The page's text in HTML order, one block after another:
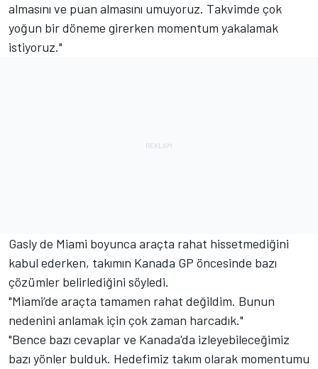
almasını ve puan almasını umuyoruz. Takvimde çok
yoğun bir döneme girerken momentum yakalamak
istiyoruz."
Gasly de Miami boyunca araçta rahat hissetmediğini
kabul ederken, takımın Kanada GP öncesinde bazı
çözümler belirlediğini söyledi.
"Miami’de araçta tamamen rahat değildim. Bunun
nedenini anlamak için çok zaman harcadık."
"Bence bazı cevaplar ve Kanada'da izleyebileceğimiz
bazı yönler bulduk. Hedefimiz takım olarak momentumu